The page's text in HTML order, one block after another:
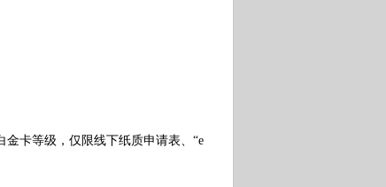
卡等级，仅限线下纸质申请表、“e